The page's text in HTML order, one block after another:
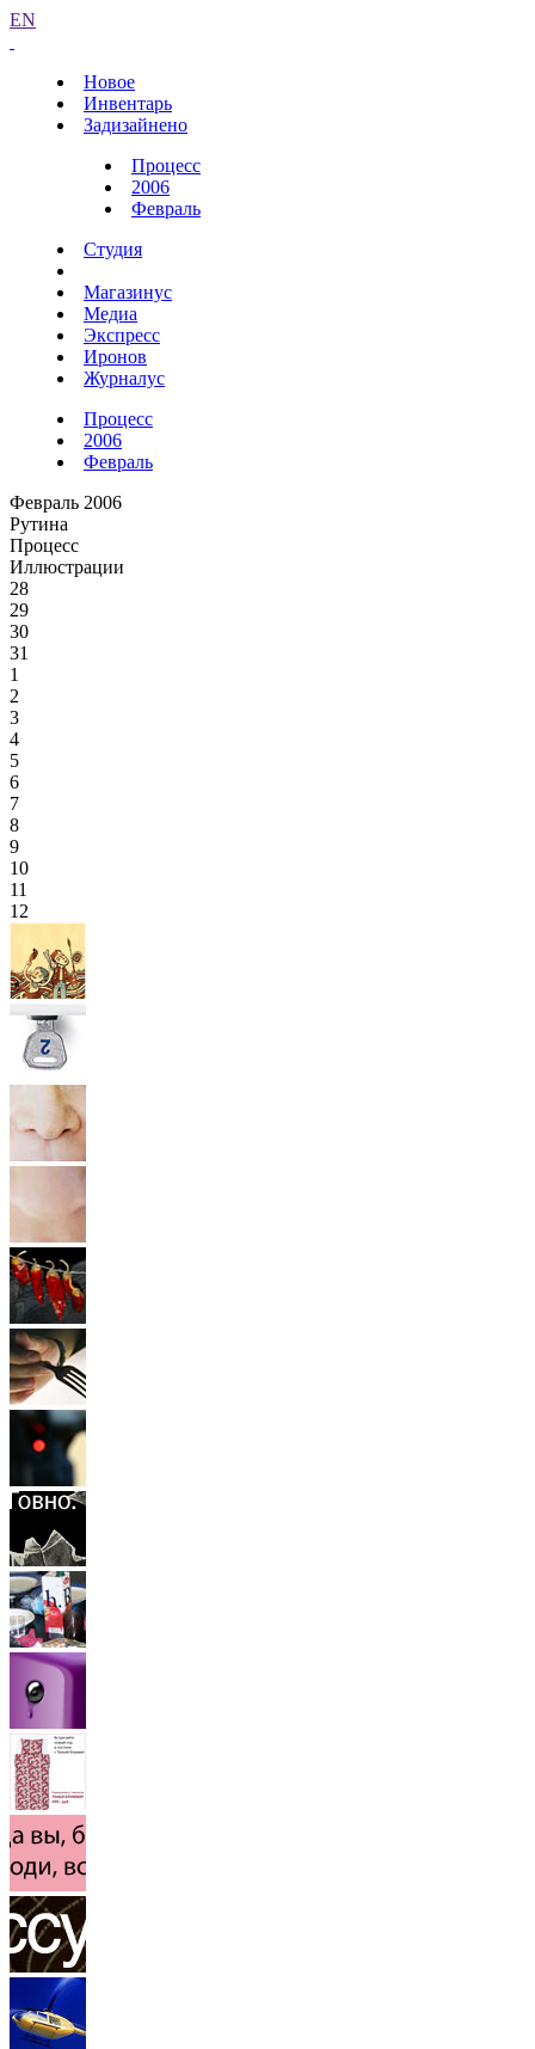
EN
Новое
Инвентарь
Задизайнено
Процесс
2006
Февраль
Студия
Магазинус
Медиа
Экспресс
Иронов
Журналус
Процесс
2006
Февраль
Февраль 2006
Рутина
Процесс
Иллюстрации
28
29
30
31
1
2
3
4
5
6
7
8
9
10
11
12